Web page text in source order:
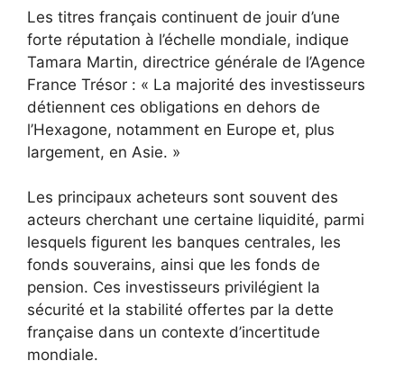
Les titres français continuent de jouir d’une
forte réputation à l’échelle mondiale, indique
Tamara Martin, directrice générale de l’Agence
France Trésor : « La majorité des investisseurs
détiennent ces obligations en dehors de
l’Hexagone, notamment en Europe et, plus
largement, en Asie. »
Les principaux acheteurs sont souvent des
acteurs cherchant une certaine liquidité, parmi
lesquels figurent les banques centrales, les
fonds souverains, ainsi que les fonds de
pension. Ces investisseurs privilégient la
sécurité et la stabilité offertes par la dette
française dans un contexte d’incertitude
mondiale.